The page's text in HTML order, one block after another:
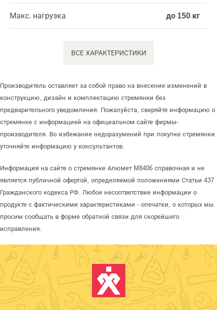
Макс. нагрузка до 150 кг
ВСЕ ХАРАКТЕРИСТИКИ
Производитель оставляет за собой право на внесение изменений в
конструкцию, дизайн и комплектацию стремянки без
предварительного уведомления. Пожалуйста, сверяйте информацию о
стремянке с информацией на официальном сайте фирмы-
производителя. Во избежание недоразумений при покупке стремянки
уточняйте информацию у консультантов.
Информация на сайте о стремянке Алюмет M8406 справочная и не
является публичной офертой, определяемой положениями Статьи 437
Гражданского кодекса РФ. Любое несоответствие информации о
продукте с фактическими характеристиками - опечатки, о которых мы
просим сообщать в форме обратной связи для скорейшего
исправления.